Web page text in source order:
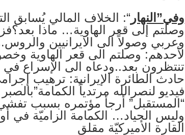
وفي”النهار “: الخلاف المالي يُسابق
وصلتم إلى قعر الهاوية… ماذا
وعربي وصولاً الى الايرانيين
لأحدهم: وصلتم الى قعر الهاوية
تنتظرون بعد..ودعاه الى الإسراع
حادث الطائرة الإيرانية: ترهيب
فيديو لنصرالله مرتدياً
“المستقبل” أرجأ مؤتمره بسبب
وليس الحياد… الكمامة الزاميّة في
القارة الأميركيّة مقلق